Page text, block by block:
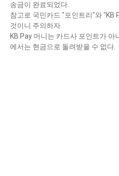
송금이 완료되었다.
참고로 국민카드 "포인트리"와 "KB
것이니 주의하자.
KB Pay 머니는 카드사 포인트가
에서는 현금으로 돌려받을 수 없다.